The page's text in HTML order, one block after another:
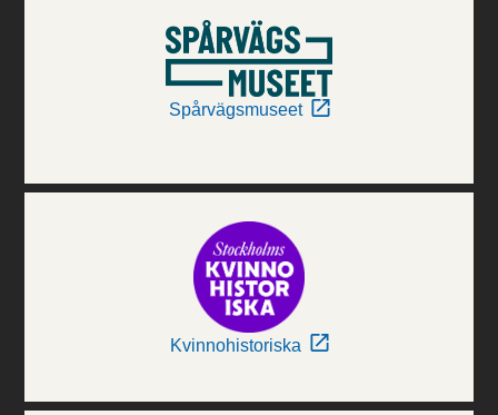
Spårvägsmuseet
Kvinnohistoriska